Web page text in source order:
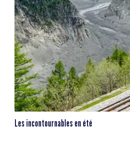
Les incontournables en été